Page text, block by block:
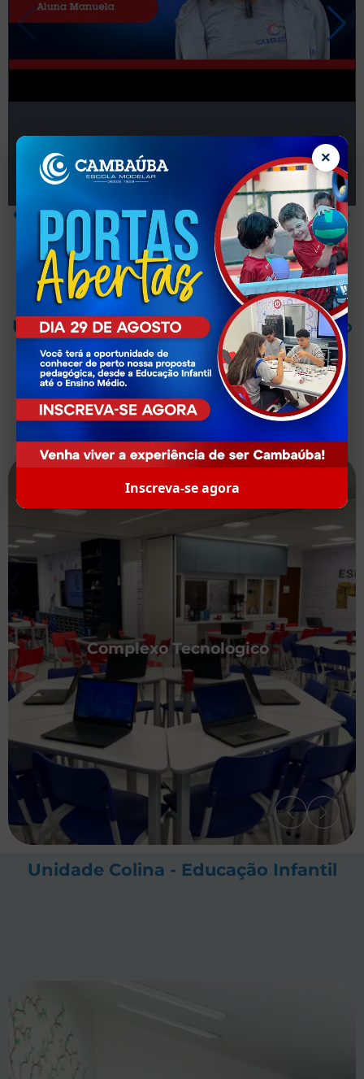
Nossos Espaços
Unidade Cambaúba - Fundamental ao
Ensino Médio
Complexo Tecnologico
Espaço Maker
Unidade Colina - Educação Infantil
×
Inscreva-se agora